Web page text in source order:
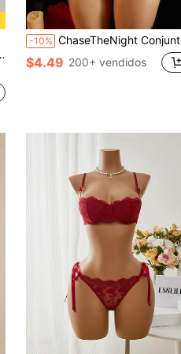
-10% ChaseTheNight Conjunto de 2 piezas de lencería sexy para mujer con cuello halter de encaje negro y lazo cruzado + braga de cintura alta
$4.49 200+ vendidos